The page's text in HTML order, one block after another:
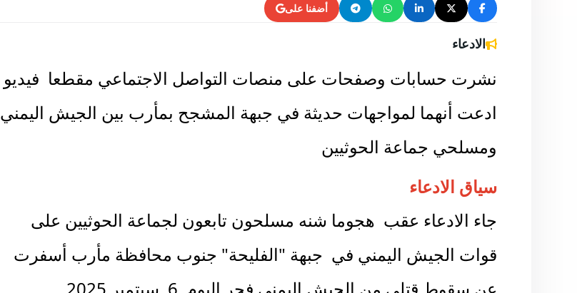
أضفنا على
الادعاء
نشرت حسابات وصفحات على منصات التواصل الاجتماعي مقطعا فيديو
ادعت أنهما لمواجهات حديثة في جبهة المشجح بمأرب بين الجيش اليمني
ومسلحي جماعة الحوثيين
سياق الادعاء
جاء الادعاء عقب هجوما شنه مسلحون تابعون لجماعة الحوثيين على
قوات الجيش اليمني في جبهة "الفليحة" جنوب محافظة مأرب أسفرت